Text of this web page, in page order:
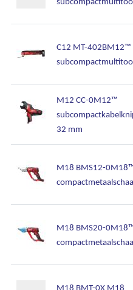
C12 MT-402BM12™
M12 CC-0M12™
32 mm
M18 BMS12-
M18 BMS20-
M18 BMT-0X M18